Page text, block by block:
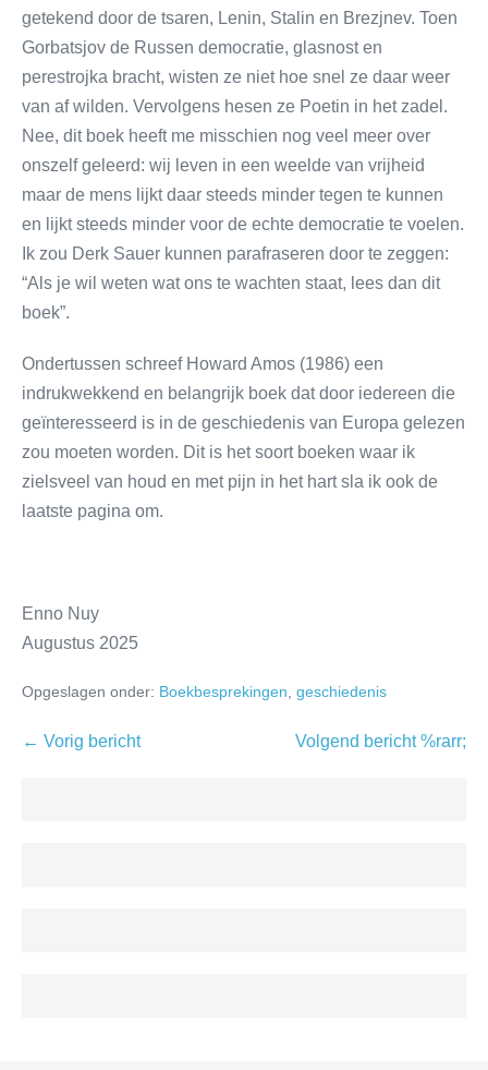
getekend door de tsaren, Lenin, Stalin en Brezjnev. Toen
Gorbatsjov de Russen democratie, glasnost en
perestrojka bracht, wisten ze niet hoe snel ze daar weer
van af wilden. Vervolgens hesen ze Poetin in het zadel.
Nee, dit boek heeft me misschien nog veel meer over
onszelf geleerd: wij leven in een weelde van vrijheid
maar de mens lijkt daar steeds minder tegen te kunnen
en lijkt steeds minder voor de echte democratie te voelen.
Ik zou Derk Sauer kunnen parafraseren door te zeggen:
“Als je wil weten wat ons te wachten staat, lees dan dit
boek”.
Ondertussen schreef Howard Amos (1986) een
indrukwekkend en belangrijk boek dat door iedereen die
geïnteresseerd is in de geschiedenis van Europa gelezen
zou moeten worden. Dit is het soort boeken waar ik
zielsveel van houd en met pijn in het hart sla ik ook de
laatste pagina om.
Enno Nuy
Augustus 2025
Opgeslagen onder: Boekbesprekingen geschiedenis
← Vorig bericht Volgend bericht %rarr;